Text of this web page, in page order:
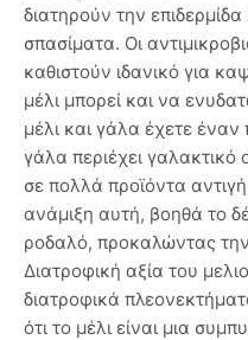
διατηρούν την
σπασίματα. Οι
καθιστούν ιδανικό για
μέλι μπορεί και να
μέλι και γάλα έχετε
γάλα περιέχει γαλακτικό
σε πολλά προϊόντα
ανάμιξη αυτή, βοηθά το
ροδαλό, προκαλώντας
Διατροφική αξία του
διατροφικά
ότι το μέλι είναι μια